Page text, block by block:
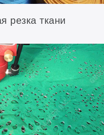
резка ткани